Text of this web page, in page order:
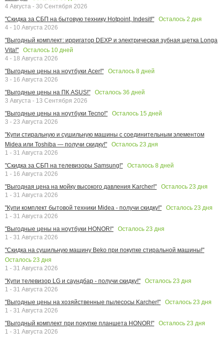
4 Августа - 30 Сентября 2026
"Скидка за СБП на бытовую технику Hotpoint, Indesit!"
Осталось 2 дня
4 - 10 Августа 2026
"Выгодный комплект: ирригатор DEXP и электрическая зубная щетка Longa
Vita!"
Осталось 10 дней
4 - 18 Августа 2026
"Выгодные цены на ноутбуки Acer!"
Осталось 8 дней
3 - 16 Августа 2026
"Выгодные цены на ПК ASUS!"
Осталось 36 дней
3 Августа - 13 Сентября 2026
"Выгодные цены на ноутбуки Tecno!"
Осталось 15 дней
3 - 23 Августа 2026
"Купи стиральную и сушильную машины с соединительным элементом
Midea или Toshiba — получи скидку!"
Осталось 23 дня
1 - 31 Августа 2026
"Скидка за СБП на телевизоры Samsung!"
Осталось 8 дней
1 - 16 Августа 2026
"Выгодная цена на мойку высокого давления Karcher!"
Осталось 23 дня
1 - 31 Августа 2026
"Купи комплект бытовой техники Midea - получи скидку!"
Осталось 23 дня
1 - 31 Августа 2026
"Выгодные цены на ноутбуки HONOR!"
Осталось 23 дня
1 - 31 Августа 2026
"Скидка на сушильную машину Beko при покупке стиральной машины!"
Осталось 23 дня
1 - 31 Августа 2026
"Купи телевизор LG и саундбар - получи скидку!"
Осталось 23 дня
1 - 31 Августа 2026
"Выгодные цены на хозяйственные пылесосы Karcher!"
Осталось 23 дня
1 - 31 Августа 2026
"Выгодный комплект при покупке планшета HONOR!"
Осталось 23 дня
1 - 31 Августа 2026